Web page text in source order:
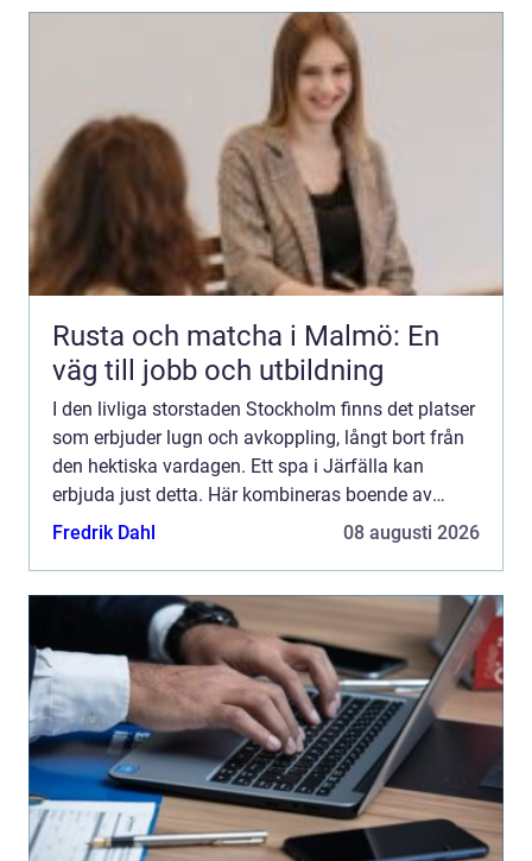
Rusta och matcha i Malmö: En
väg till jobb och utbildning
I den livliga storstaden Stockholm finns det platser
som erbjuder lugn och avkoppling, långt bort från
den hektiska vardagen. Ett spa i Järfälla kan
erbjuda just detta. Här kombineras boende av
högsta klass med spabeha...
Fredrik Dahl 08 augusti 2026